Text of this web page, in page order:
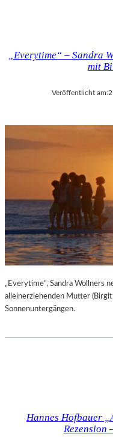
„Everytime“ – Sandra
mit
Veröffentlicht am:
„Everytime“, Sandra Wollners
alleinerziehenden Mutter
Sonnenuntergängen.
Hannes Hofbauer
Rezension